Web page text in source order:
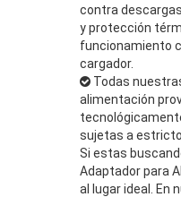
contra
y protección
funcionamiento
cargador.
Todas
alimentación
sujetas a
Si estas
Adaptador para
al lugar ideal. En